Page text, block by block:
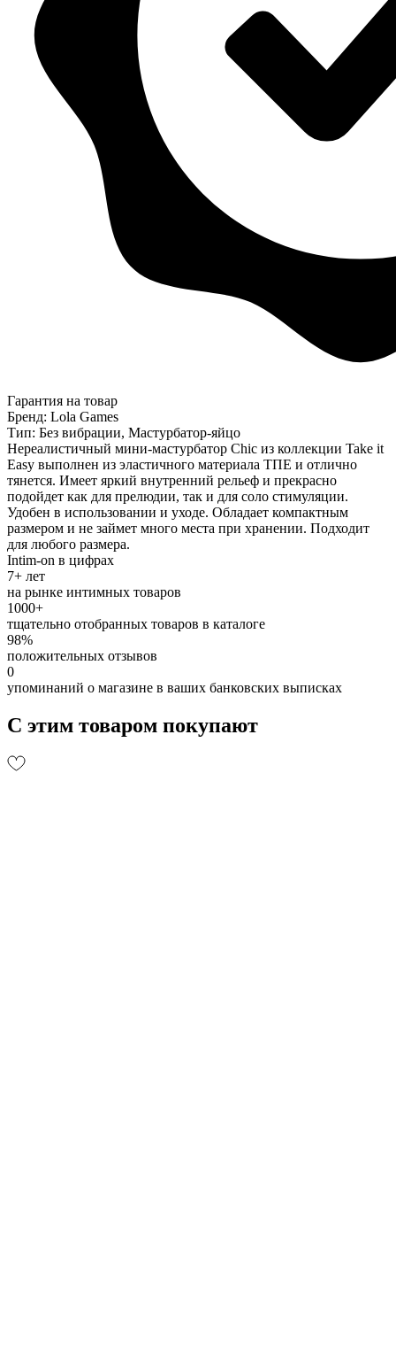
Гарантия на товар
Бренд: Lola Games
Тип: Без вибрации, Мастурбатор-яйцо
Нереалистичный мини-мастурбатор Chic из коллекции Take it
Easy выполнен из эластичного материала ТПЕ и отлично
тянется. Имеет яркий внутренний рельеф и прекрасно
подойдет как для прелюдии, так и для соло стимуляции.
Удобен в использовании и уходе. Обладает компактным
размером и не займет много места при хранении. Подходит
для любого размера.
Intim-on в цифрах
7+ лет
на рынке интимных товаров
1000+
тщательно отобранных товаров в каталоге
98%
положительных отзывов
0
упоминаний о магазине в ваших банковских выписках
С этим товаром покупают